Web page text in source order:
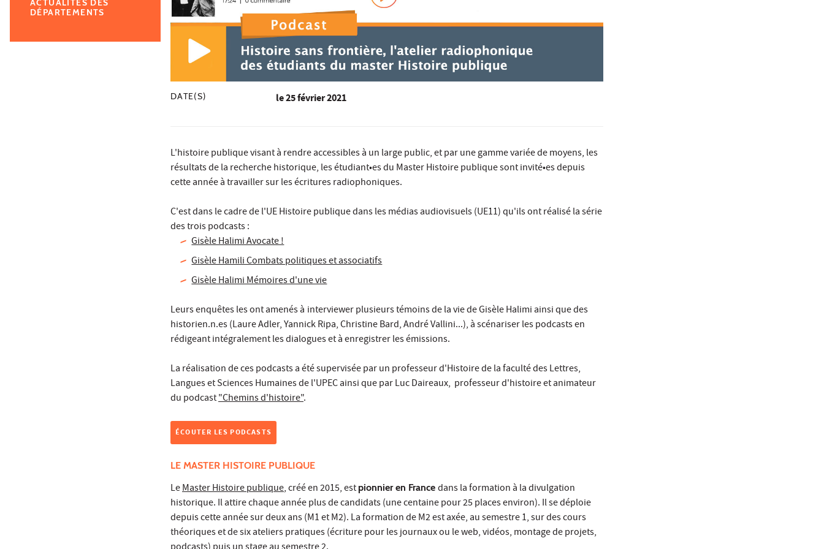
DATE(S) le25 février 2021
L'histoire publique visant à rendre accessibles à un large public, et par une gamme variée de moyens, les
résultats de la recherche historique, les étudiant•es du Master Histoire publique sont invité•es depuis
cette année à travailler sur les écritures radiophoniques.
C'est dans le cadre de l'UE Histoire publique dans les médias audiovisuels (UE11) qu'ils ont réalisé la série
des trois podcasts :
Gisèle Halimi Avocate !
Gisèle Hamili Combats politiques et associatifs
Gisèle Halimi Mémoires d'une vie
Leurs enquêtes les ont amenés à interviewer plusieurs témoins de la vie de Gisèle Halimi ainsi que des
historien.n.es (Laure Adler, Yannick Ripa, Christine Bard, André Vallini...), à scénariser les podcasts en
rédigeant intégralement les dialogues et à enregistrer les émissions.
La réalisation de ces podcasts a été supervisée par un professeur d'Histoire de la faculté des Lettres,
Langues et Sciences Humaines de l'UPEC ainsi que par Luc Daireaux, professeur d'histoire et animateur
du podcast"Chemins d'histoire".
ÉCOUTER LES PODCASTS
LE MASTER HISTOIRE PUBLIQUE
LeMaster Histoire publique, créé en 2015, est pionnier en France dans la formation à la divulgation
historique. Il attire chaque année plus de candidats (une centaine pour 25 places environ). Il se déploie
depuis cette année sur deux ans (M1 et M2). La formation de M2 est axée, au semestre 1, sur des cours
théoriques et de six ateliers pratiques (écriture pour les journaux ou le web, vidéos, montage de projets,
ACTUALITÉS DES
DÉPARTEMENTS